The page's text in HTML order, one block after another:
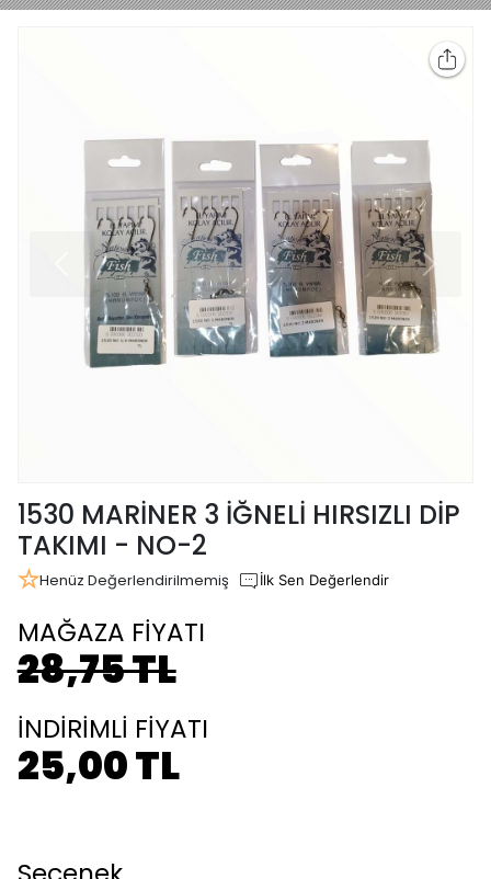
1530 MARİNER 3 İĞNELİ HIRSIZLI DİP
TAKIMI - NO-2
Henüz Değerlendirilmemiş İlk Sen Değerlendir
MAĞAZA FİYATI
28,75 TL
İNDİRİMLİ FİYATI
25,00 TL